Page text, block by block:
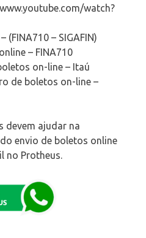
watch?
(FINA710 – SIGAFIN)
– FINA710
on-line – Itaú
de boletos on-line –
devem ajudar na
envio de boletos online
no Protheus.